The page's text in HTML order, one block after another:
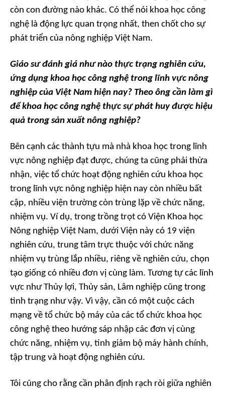
còn con đường nào khác. Có thể nói khoa học công
nghệ là động lực quan trọng nhất, then chốt cho sự
phát triển của nông nghiệp Việt Nam.
Giáo sư đánh giá như nào thực trạng nghiên cứu,
ứng dụng khoa học công nghệ trong lĩnh vực nông
nghiệp của Việt Nam hiện nay? Theo ông cần làm gì
để khoa học công nghệ thực sự phát huy được hiệu
quả trong sản xuất nông nghiệp?
Bên cạnh các thành tựu mà nhà khoa học trong lĩnh
vực nông nghiệp đạt được, chúng ta cũng phải thừa
nhận, việc tổ chức hoạt động nghiên cứu khoa học
trong lĩnh vực nông nghiệp hiện nay còn nhiều bất
cập, nhiều viện trường còn trùng lặp về chức năng,
nhiệm vụ. Ví dụ, trong trồng trọt có Viện Khoa học
Nông nghiệp Việt Nam, dưới Viện này có 19 viện
nghiên cứu, trung tâm trực thuộc với chức năng
nhiệm vụ trùng lắp nhiều, riêng về nghiên cứu, chọn
tạo giống có nhiều đơn vị cùng làm. Tương tự các lĩnh
vực như Thủy lợi, Thủy sản, Lâm nghiệp cũng trong
tình trạng như vậy. Vì vậy, cần có một cuộc cách
mạng về tổ chức bộ máy của các tổ chức khoa học
công nghệ theo hướng sáp nhập các đơn vị cùng
chức năng, nhiệm vụ, tinh giảm bộ máy hành chính,
tập trung và hoạt động nghiên cứu.
Tôi cũng cho rằng cần phân định rạch ròi giữa nghiên